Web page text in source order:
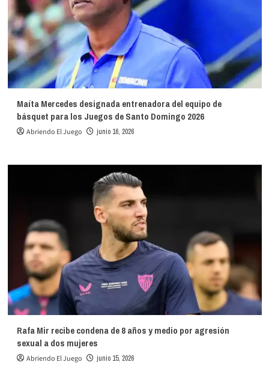
Maíta Mercedes designada entrenadora del equipo de
básquet para los Juegos de Santo Domingo 2026
Abriendo El Juego junio 16, 2026
Rafa Mir recibe condena de 8 años y medio por agresión
sexual a dos mujeres
Abriendo El Juego junio 15, 2026